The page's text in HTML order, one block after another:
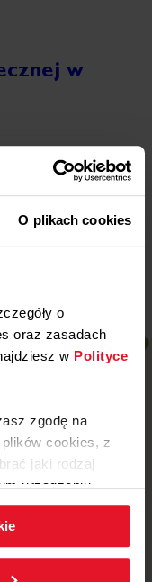
O plikach cookies
o
oraz zasadach
w Polityce
zgodę na
cookies, z
jaki rodzaj
urządzeniu,
przez Ciebie
zakładkę
w
Wronki